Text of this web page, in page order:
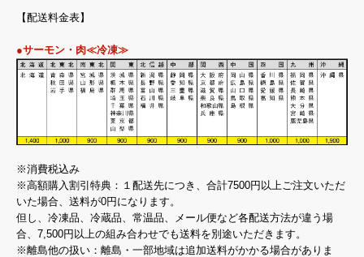
【配送料金表】
●サーモン・肉≪冷凍≫
※消費税込み
※高額購入割引特典：１配送先につき、合計7500円以上ご注文いただ
いた場合、送料が0円になります。
但し、冷凍品、冷蔵品、常温品、メール便など各配送方法が違う場
合、7,500円以上の組み合わせでも送料を別途いただきます。
※離島他の扱い：離島・一部地域は追加送料がかかる場合がありま